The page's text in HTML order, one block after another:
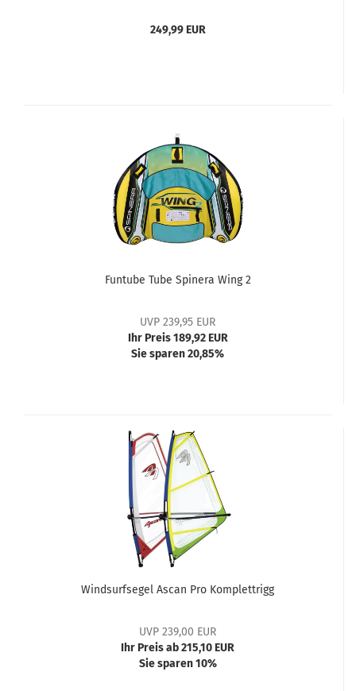
249,99 EUR
Funtube Tube Spinera Wing 2
UVP 239,95 EUR
Ihr Preis 189,92 EUR
Sie sparen 20,85%
Windsurfsegel Ascan Pro Komplettrigg
UVP 239,00 EUR
Ihr Preis ab 215,10 EUR
Sie sparen 10%